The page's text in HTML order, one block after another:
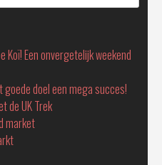
Koï! Een onvergetelijk weekend
doel een mega succes!
de UK Trek
market